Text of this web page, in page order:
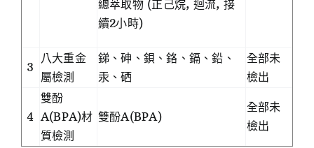
總萃取物 (正己烷, 迴流, 接
續2小時)
3
八大重金
屬檢測
銻、砷、鋇、鉻、鎘、鉛、
汞、硒
全部未
檢出
4
雙酚
A(BPA)材
質檢測
雙酚A(BPA)
全部未
檢出